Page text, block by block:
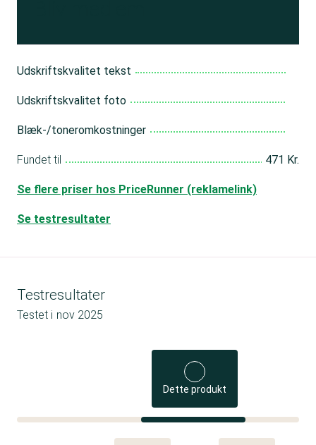
Udskriftskvalitet tekst
Udskriftskvalitet foto
Blæk-/toneromkostninger
Fundet til 471 Kr.
Se flere priser hos PriceRunner (reklamelink)
Se testresultater
Testresultater
Testet i nov 2025
Dette produkt